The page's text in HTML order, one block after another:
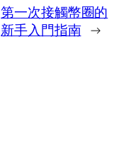
第一次接觸幣圈的
新手入門指南 →